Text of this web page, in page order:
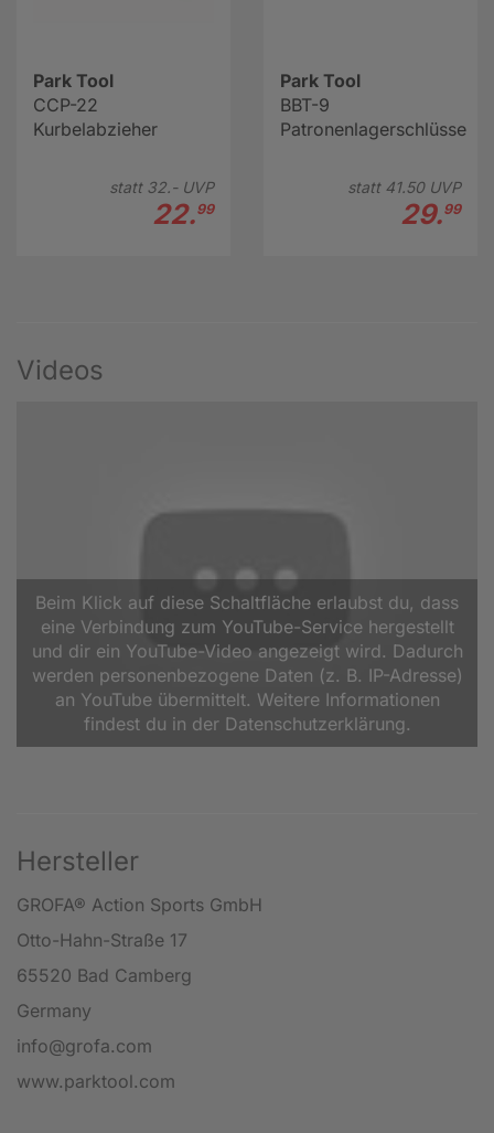
Park Tool
CCP-22
Kurbelabzieher
statt 32.-UVP
22.99
Park Tool
BBT-9
Patronenlagerschlüssel
statt 41.50UVP
29.99
Videos
Beim Klick auf diese Schaltfläche erlaubst du, dass
eine Verbindung zum YouTube-Service hergestellt
und dir ein YouTube-Video angezeigt wird. Dadurch
werden personenbezogene Daten (z. B. IP-Adresse)
an YouTube übermittelt. Weitere Informationen
findest du in der Datenschutzerklärung.
Hersteller
GROFA® Action Sports GmbH
Otto-Hahn-Straße 17
65520 Bad Camberg
Germany
info@grofa.com
www.parktool.com